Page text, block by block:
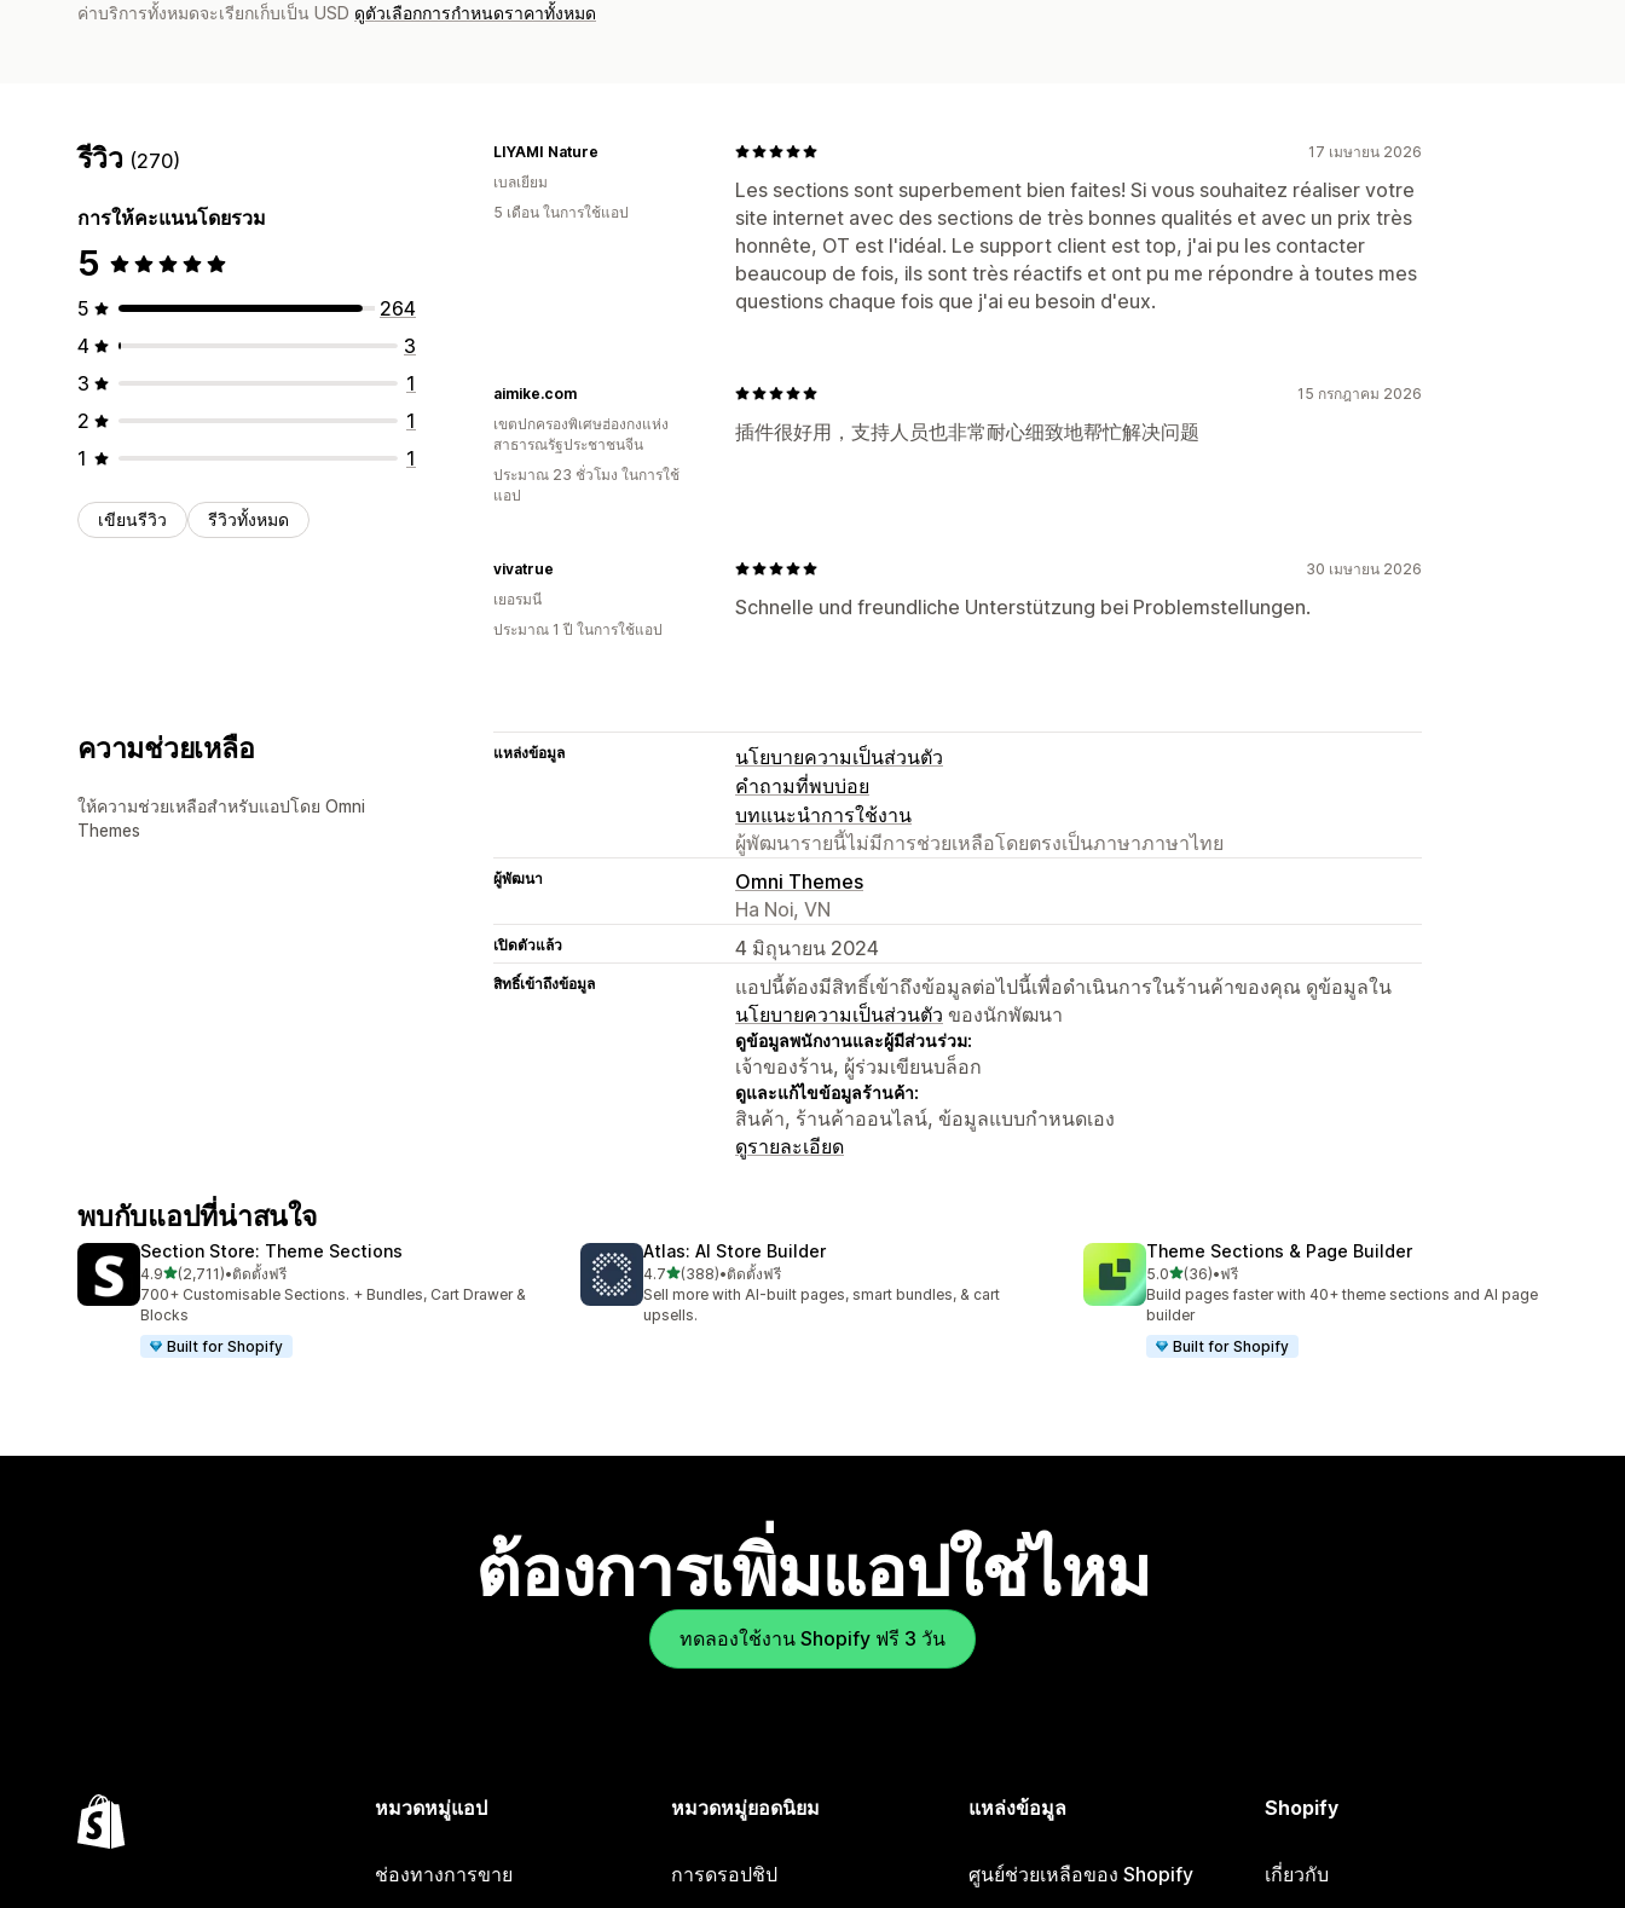
ค่าบริการทั้งหมดจะเรียกเก็บเป็น USD ดูตัวเลือกการกำหนดราคาทั้งหมด
รีวิว (270)
การให้คะแนนโดยรวม
5
5
264
4
3
3
1
2
1
1
1
เขียนรีวิว รีวิวทั้งหมด
17 เมษายน 2026
Les sections sont superbement bien faites! Si vous souhaitez réaliser votre
site internet avec des sections de très bonnes qualités et avec un prix très
honnête, OT est l'idéal. Le support client est top, j'ai pu les contacter
beaucoup de fois, ils sont très réactifs et ont pu me répondre à toutes mes
questions chaque fois que j'ai eu besoin d'eux.
LIYAMI Nature
เบลเยียม
5 เดือน ในการใช้แอป
15 กรกฎาคม 2026
插件很好用，支持人员也非常耐心细致地帮忙解决问题
aimike.com
เขตปกครองพิเศษฮ่องกงแห่ง
สาธารณรัฐประชาชนจีน
ประมาณ 23 ชั่วโมง ในการใช้
แอป
30 เมษายน 2026
Schnelle und freundliche Unterstützung bei Problemstellungen.
vivatrue
เยอรมนี
ประมาณ 1 ปี ในการใช้แอป
ความช่วยเหลือ
ให้ความช่วยเหลือสำหรับแอปโดย Omni
Themes
แหล่งข้อมูล
นโยบายความเป็นส่วนตัว
คำถามที่พบบ่อย
บทแนะนำการใช้งาน
ผู้พัฒนารายนี้ไม่มีการช่วยเหลือโดยตรงเป็นภาษาภาษาไทย
ผู้พัฒนา
Omni Themes
Ha Noi, VN
เปิดตัวแล้ว 4 มิถุนายน 2024
สิทธิ์เข้าถึงข้อมูล
แอปนี้ต้องมีสิทธิ์เข้าถึงข้อมูลต่อไปนี้เพื่อดำเนินการในร้านค้าของคุณ ดูข้อมูลใน
นโยบายความเป็นส่วนตัว ของนักพัฒนา
ดูข้อมูลพนักงานและผู้มีส่วนร่วม:
เจ้าของร้าน, ผู้ร่วมเขียนบล็อก
ดูและแก้ไขข้อมูลร้านค้า:
สินค้า, ร้านค้าออนไลน์, ข้อมูลแบบกำหนดเอง
ดูรายละเอียด
พบกับแอปที่น่าสนใจ
Section Store: Theme Sections
4.9เต็ม 5 ดาว
(2,711)
ทั้งหมด 2711 รีวิว
•ติดตั้งฟรี
700+ Customisable Sections. + Bundles, Cart Drawer &
Blocks
Built for Shopify
Atlas: AI Store Builder
4.7เต็ม 5 ดาว
(388)
ทั้งหมด 388 รีวิว
•ติดตั้งฟรี
Sell more with AI-built pages, smart bundles, & cart
upsells.
Theme Sections & Page Builder
5.0เต็ม 5 ดาว
(36)
ทั้งหมด 36 รีวิว
•ฟรี
Build pages faster with 40+ theme sections and AI page
builder
Built for Shopify
ต้องการเพิ่มแอปใช่ไหม
ทดลองใช้งาน Shopify ฟรี 3 วัน
หมวดหมู่แอป
ช่องทางการขาย
หมวดหมู่ยอดนิยม
การดรอปชิป
แหล่งข้อมูล
ศูนย์ช่วยเหลือของ Shopify
Shopify
เกี่ยวกับ